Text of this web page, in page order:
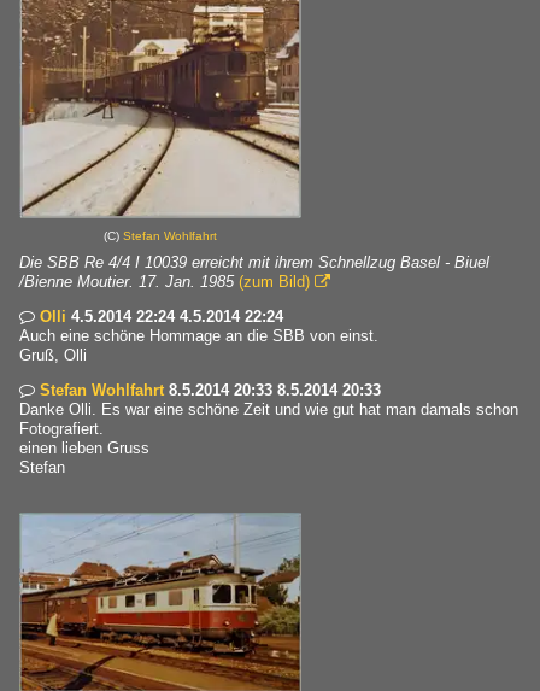
(C) Stefan Wohlfahrt
Die SBB Re 4/4 I 10039 erreicht mit ihrem Schnellzug Basel - Biuel
/Bienne Moutier. 17. Jan. 1985 (zum Bild) 
 Olli 4.5.2014 22:24 4.5.2014 22:24
Auch eine schöne Hommage an die SBB von einst.
Gruß, Olli
 Stefan Wohlfahrt 8.5.2014 20:33 8.5.2014 20:33
Danke Olli. Es war eine schöne Zeit und wie gut hat man damals schon
Fotografiert.
einen lieben Gruss
Stefan